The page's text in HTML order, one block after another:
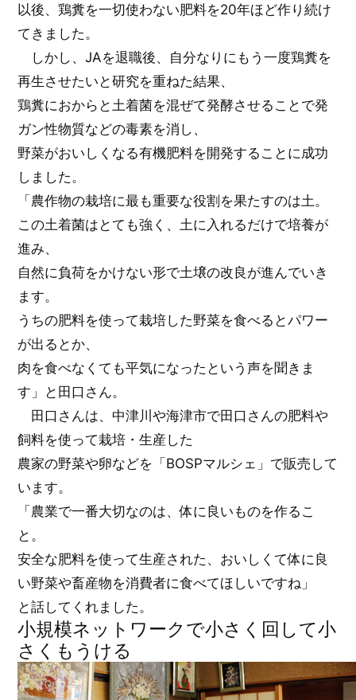
以後、鶏糞を一切使わない肥料を20年ほど作り続け
てきました。
しかし、JAを退職後、自分なりにもう一度鶏糞を
再生させたいと研究を重ねた結果、
鶏糞におからと土着菌を混ぜて発酵させることで発
ガン性物質などの毒素を消し、
野菜がおいしくなる有機肥料を開発することに成功
しました。
「農作物の栽培に最も重要な役割を果たすのは土。
この土着菌はとても強く、土に入れるだけで培養が
進み、
自然に負荷をかけない形で土壌の改良が進んでいき
ます。
うちの肥料を使って栽培した野菜を食べるとパワー
が出るとか、
肉を食べなくても平気になったという声を聞きま
す」と田口さん。
田口さんは、中津川や海津市で田口さんの肥料や
飼料を使って栽培・生産した
農家の野菜や卵などを「BOSPマルシェ」で販売して
います。
「農業で一番大切なのは、体に良いものを作るこ
と。
安全な肥料を使って生産された、おいしくて体に良
い野菜や畜産物を消費者に食べてほしいですね」
と話してくれました。
小規模ネットワークで小さく回して小
さくもうける